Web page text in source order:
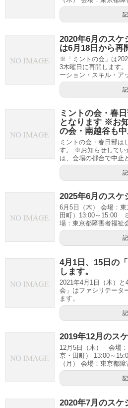
2020年6月のスケ
は6月18日から再
※「ミントの会」は
3木曜日に再開します
ーション・スキル・ア
ミントの会・春
となります ※お
の会・南越谷も
ミントの会・春日部は
す。 ※お知らせしてい
は、会場の都合で中止
2025年6月のスケ
6月5日（木） 会場：
田町）13:00～15:00
場：東京都障害者福祉
4月1日、15日の
します。
2021年4月1日（木）
会」はファシリテータ
ます。
2019年12月のス
12月5日（木） 会場
京・田町） 13:00～
（月） 会場：東京都
2020年7月のスケ